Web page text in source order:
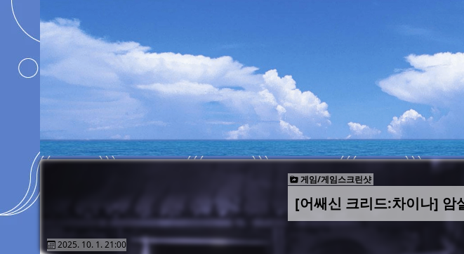
게임/게임스크린샷
[어쌔신 크리드:차이나] 암
2025. 10. 1. 21:00